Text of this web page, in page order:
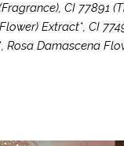
CI 77891
Extract*, CI
Rosa Damascena